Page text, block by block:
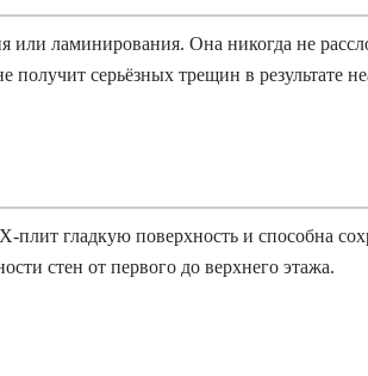
ламинирования. Она никогда не
серьёзных трещин в результате
плит гладкую поверхность и способна
стен от первого до верхнего этажа.